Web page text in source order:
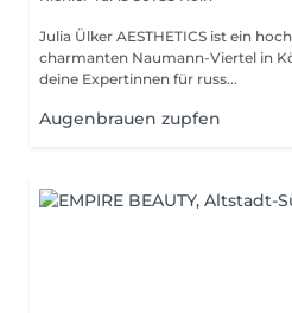
Julia Ülker AESTHETICS ist ein
charmanten Naumann-Viertel in
deine Expertinnen für russ...
Augenbrauen zupfen